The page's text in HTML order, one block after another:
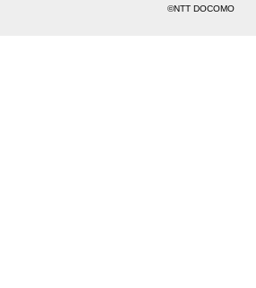
©NTT DOCOMO